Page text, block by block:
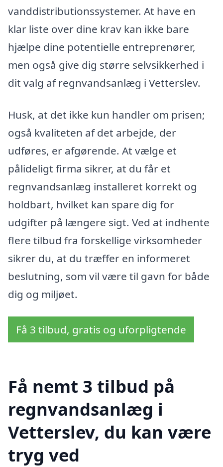
vanddistributionssystemer. At have en
klar liste over dine krav kan ikke bare
hjælpe dine potentielle entreprenører,
men også give dig større selvsikkerhed i
dit valg af regnvandsanlæg i Vetterslev.
Husk, at det ikke kun handler om prisen;
også kvaliteten af det arbejde, der
udføres, er afgørende. At vælge et
pålideligt firma sikrer, at du får et
regnvandsanlæg installeret korrekt og
holdbart, hvilket kan spare dig for
udgifter på længere sigt. Ved at indhente
flere tilbud fra forskellige virksomheder
sikrer du, at du træffer en informeret
beslutning, som vil være til gavn for både
dig og miljøet.
Få 3 tilbud, gratis og uforpligtende
Få nemt 3 tilbud på
regnvandsanlæg i
Vetterslev, du kan være
tryg ved